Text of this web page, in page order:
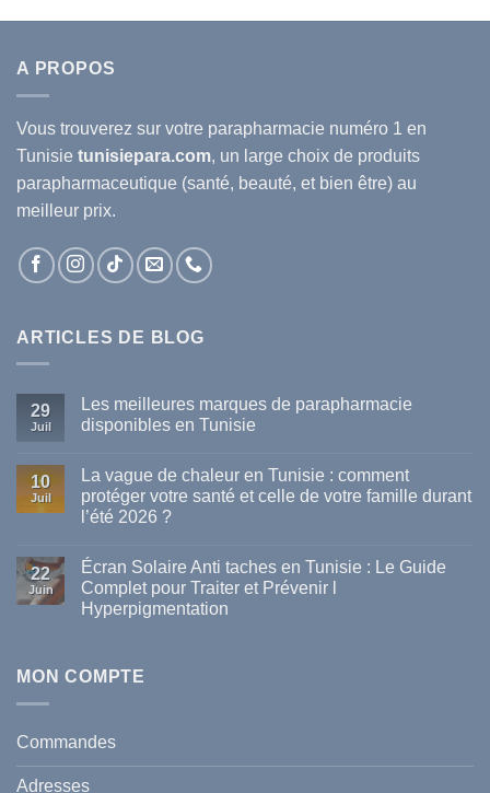
A PROPOS
Vous trouverez sur votre parapharmacie numéro 1 en
Tunisie tunisiepara.com, un large choix de produits
parapharmaceutique (santé, beauté, et bien être) au
meilleur prix.
ARTICLES DE BLOG
29
Juil
Les meilleures marques de parapharmacie
disponibles en Tunisie
sur
meilleures
marques
disponibles
en
Tunisie
10
Juil
La vague de chaleur en Tunisie : comment
protéger votre santé et celle de votre famille durant
l’été 2026 ?
sur
La
vague
de
comment
et
celle
de
votre
22
Juin
Écran Solaire Anti taches en Tunisie : Le Guide
Complet pour Traiter et Prévenir l
Hyperpigmentation
Écran
Tunisie
Guide
MON COMPTE
Commandes
Adresses